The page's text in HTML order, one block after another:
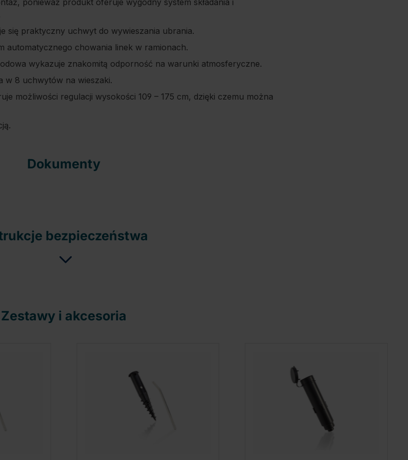
ponieważ produkt oferuje wygodny system składania i
się praktyczny uchwyt do wywieszania ubrania.
automatycznego chowania linek w ramionach.
wykazuje znakomitą odporność na warunki atmosferyczne.
w 8 uchwytów na wieszaki.
możliwości regulacji wysokości 109 – 175 cm, dzięki czemu można
Dokumenty
bezpieczeństwa
Zestawy i akcesoria